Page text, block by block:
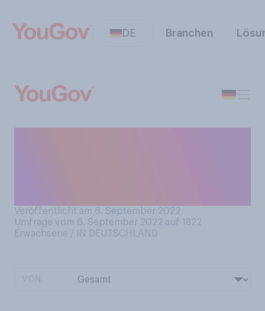
DE Branchen
Veröffentlicht am 6. September 2022
Umfrage vom 6. September 2022 auf 1822
Erwachsene / IN DEUTSCHLAND